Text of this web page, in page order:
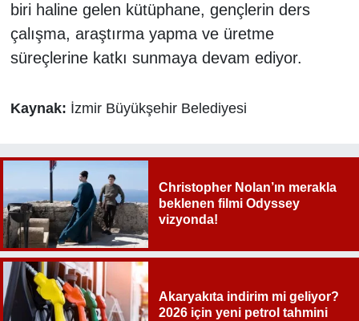
biri haline gelen kütüphane, gençlerin ders
çalışma, araştırma yapma ve üretme
süreçlerine katkı sunmaya devam ediyor.
Kaynak: İzmir Büyükşehir Belediyesi
Christopher Nolan’ın merakla
beklenen filmi Odyssey
vizyonda!
Akaryakıta indirim mi geliyor?
2026 için yeni petrol tahmini